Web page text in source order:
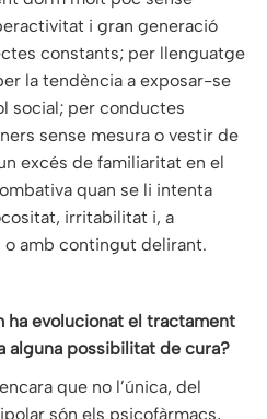
i gran generació
constants; per llenguatge
la tendència a exposar-se
social; per conductes
sense mesura o vestir de
excés de familiaritat en el
quan se li intenta
irritabilitat i, a
o amb contingut delirant.
ha evolucionat el tractament
alguna possibilitat de cura?
que no l’única, del
són els psicofàrmacs,